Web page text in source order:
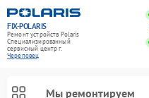
FIX-POLARIS
Ремонт устройств Polaris
Специализированный
cервисный центр г.
Череповец
Мы ремонтируем